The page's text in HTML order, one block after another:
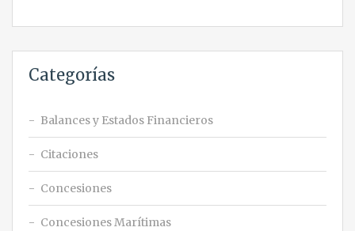
Categorías
Balances y Estados Financieros
Citaciones
Concesiones
Concesiones Marítimas